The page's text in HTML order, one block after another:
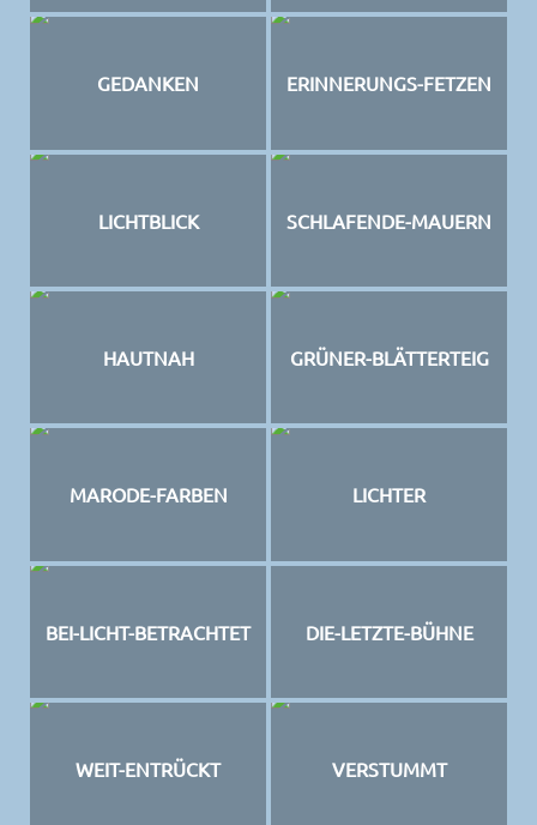
GEDANKEN ERINNERUNGS-FETZEN
LICHTBLICK SCHLAFENDE-MAUERN
HAUTNAH GRÜNER-BLÄTTERTEIG
MARODE-FARBEN LICHTER
BEI-LICHT-BETRACHTET DIE-LETZTE-BÜHNE
WEIT-ENTRÜCKT VERSTUMMT